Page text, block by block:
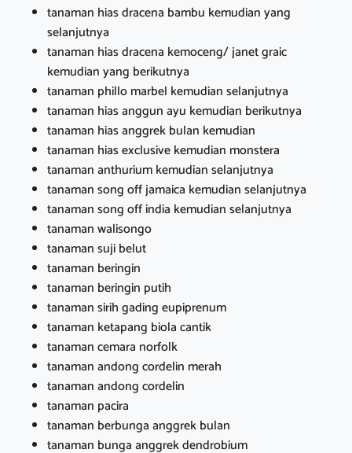
tanaman hias dracena bambu kemudian yang
selanjutnya
tanaman hias dracena kemoceng/ janet graic
kemudian yang berikutnya
tanaman phillo marbel kemudian selanjutnya
tanaman hias anggun ayu kemudian berikutnya
tanaman hias anggrek bulan kemudian
tanaman hias exclusive kemudian monstera
tanaman anthurium kemudian selanjutnya
tanaman song off jamaica kemudian selanjutnya
tanaman song off india kemudian selanjutnya
tanaman walisongo
tanaman suji belut
tanaman beringin
tanaman beringin putih
tanaman sirih gading eupiprenum
tanaman ketapang biola cantik
tanaman cemara norfolk
tanaman andong cordelin merah
tanaman andong cordelin
tanaman pacira
tanaman berbunga anggrek bulan
tanaman bunga anggrek dendrobium